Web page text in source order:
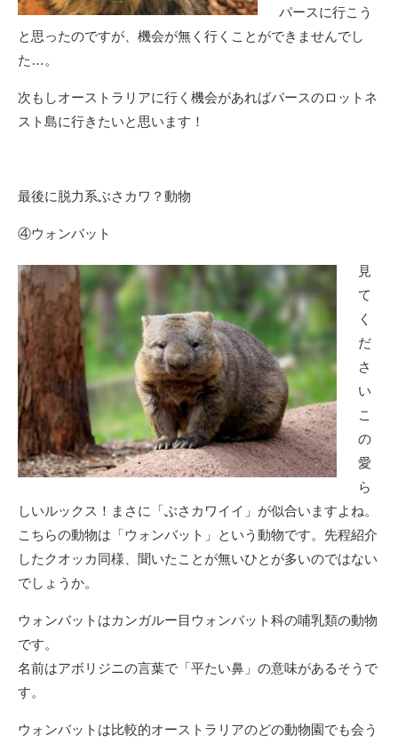
パースに行こう
と思ったのですが、機会が無く行くことができませんでし
た…。
次もしオーストラリアに行く機会があればパースのロットネ
スト島に行きたいと思います！
最後に脱力系ぶさカワ？動物
④ウォンバット
見
て
く
だ
さ
い
こ
の
愛
ら
しいルックス！まさに「ぶさカワイイ」が似合いますよね。
こちらの動物は「ウォンバット」という動物です。先程紹介
したクオッカ同様、聞いたことが無いひとが多いのではない
でしょうか。
ウォンバットはカンガルー目ウォンバット科の哺乳類の動物
です。
名前はアボリジニの言葉で「平たい鼻」の意味があるそうで
す。
ウォンバットは比較的オーストラリアのどの動物園でも会う